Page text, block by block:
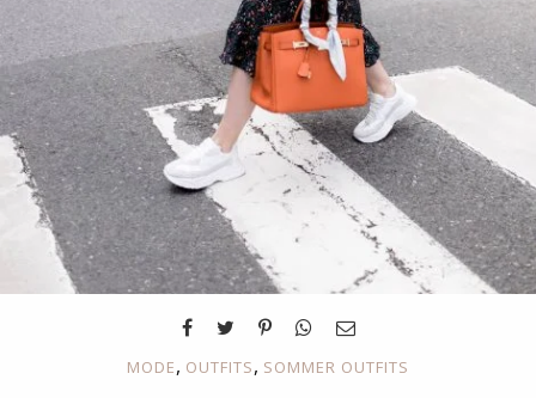
MODE, OUTFITS, SOMMER OUTFITS